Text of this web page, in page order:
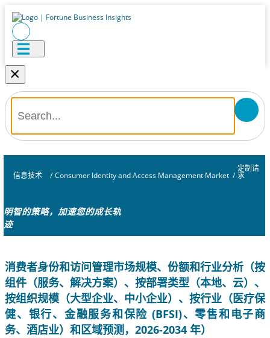
×
信息技术 / Consumer Identity and Access Management Market /
定制请
求
明智的策略，加速您的成长轨
迹
消费者身份和访问管理市场规模、份额和行业分析（按
组件（服务、解决方案）、按部署类型（本地、云）、
按组织规模（大型企业、中小企业）、按行业（医疗保
健、银行、金融服务和保险 (BFSI)、零售和电子商
务、酒店业）和区域预测，2026-2034 年）